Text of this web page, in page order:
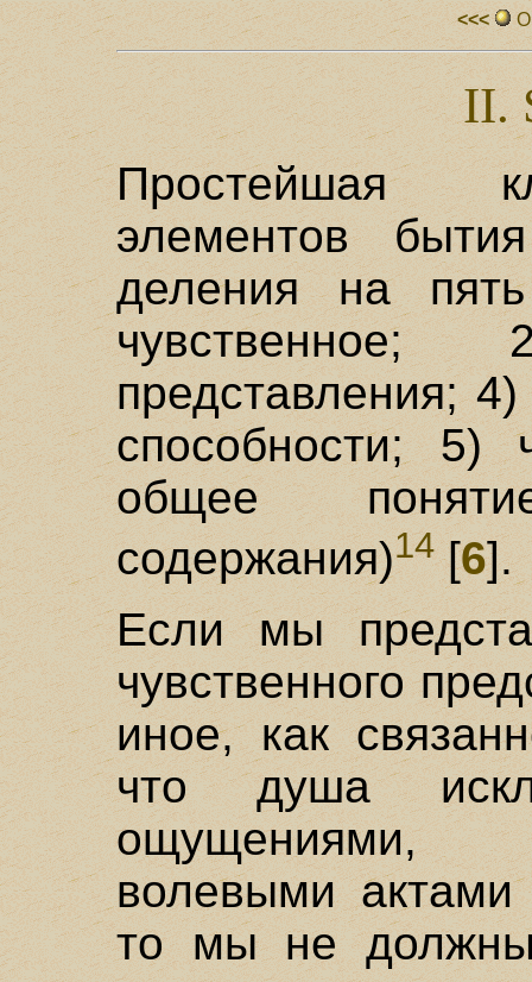
<<<
II.
Простейшая
элементов
деления на
представления;
способности; 5)
общее
содержания)14[6].
Если мы
чувственного
иное, как
что душа
ощущениями,
волевыми
то мы не должны